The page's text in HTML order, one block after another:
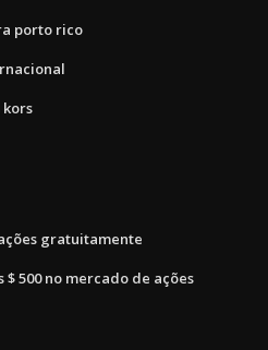
porto rico
kors
gratuitamente
500 no mercado de ações